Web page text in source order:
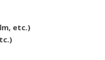
etc.)